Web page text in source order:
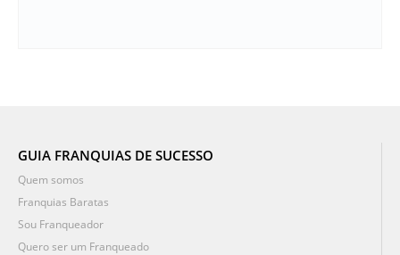
GUIA FRANQUIAS DE SUCESSO
Quem somos
Franquias Baratas
Sou Franqueador
Quero ser um Franqueado